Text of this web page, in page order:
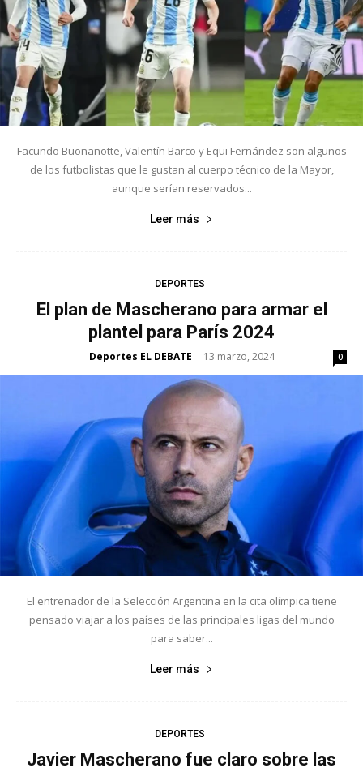
Facundo Buonanotte, Valentín Barco y Equi Fernández son algunos
de los futbolistas que le gustan al cuerpo técnico de la Mayor,
aunque serían reservados...
Leer más
DEPORTES
El plan de Mascherano para armar el
plantel para París 2024
Deportes EL DEBATE - 13 marzo, 2024 0
El entrenador de la Selección Argentina en la cita olímpica tiene
pensado viajar a los países de las principales ligas del mundo
para saber...
Leer más
DEPORTES
Javier Mascherano fue claro sobre las